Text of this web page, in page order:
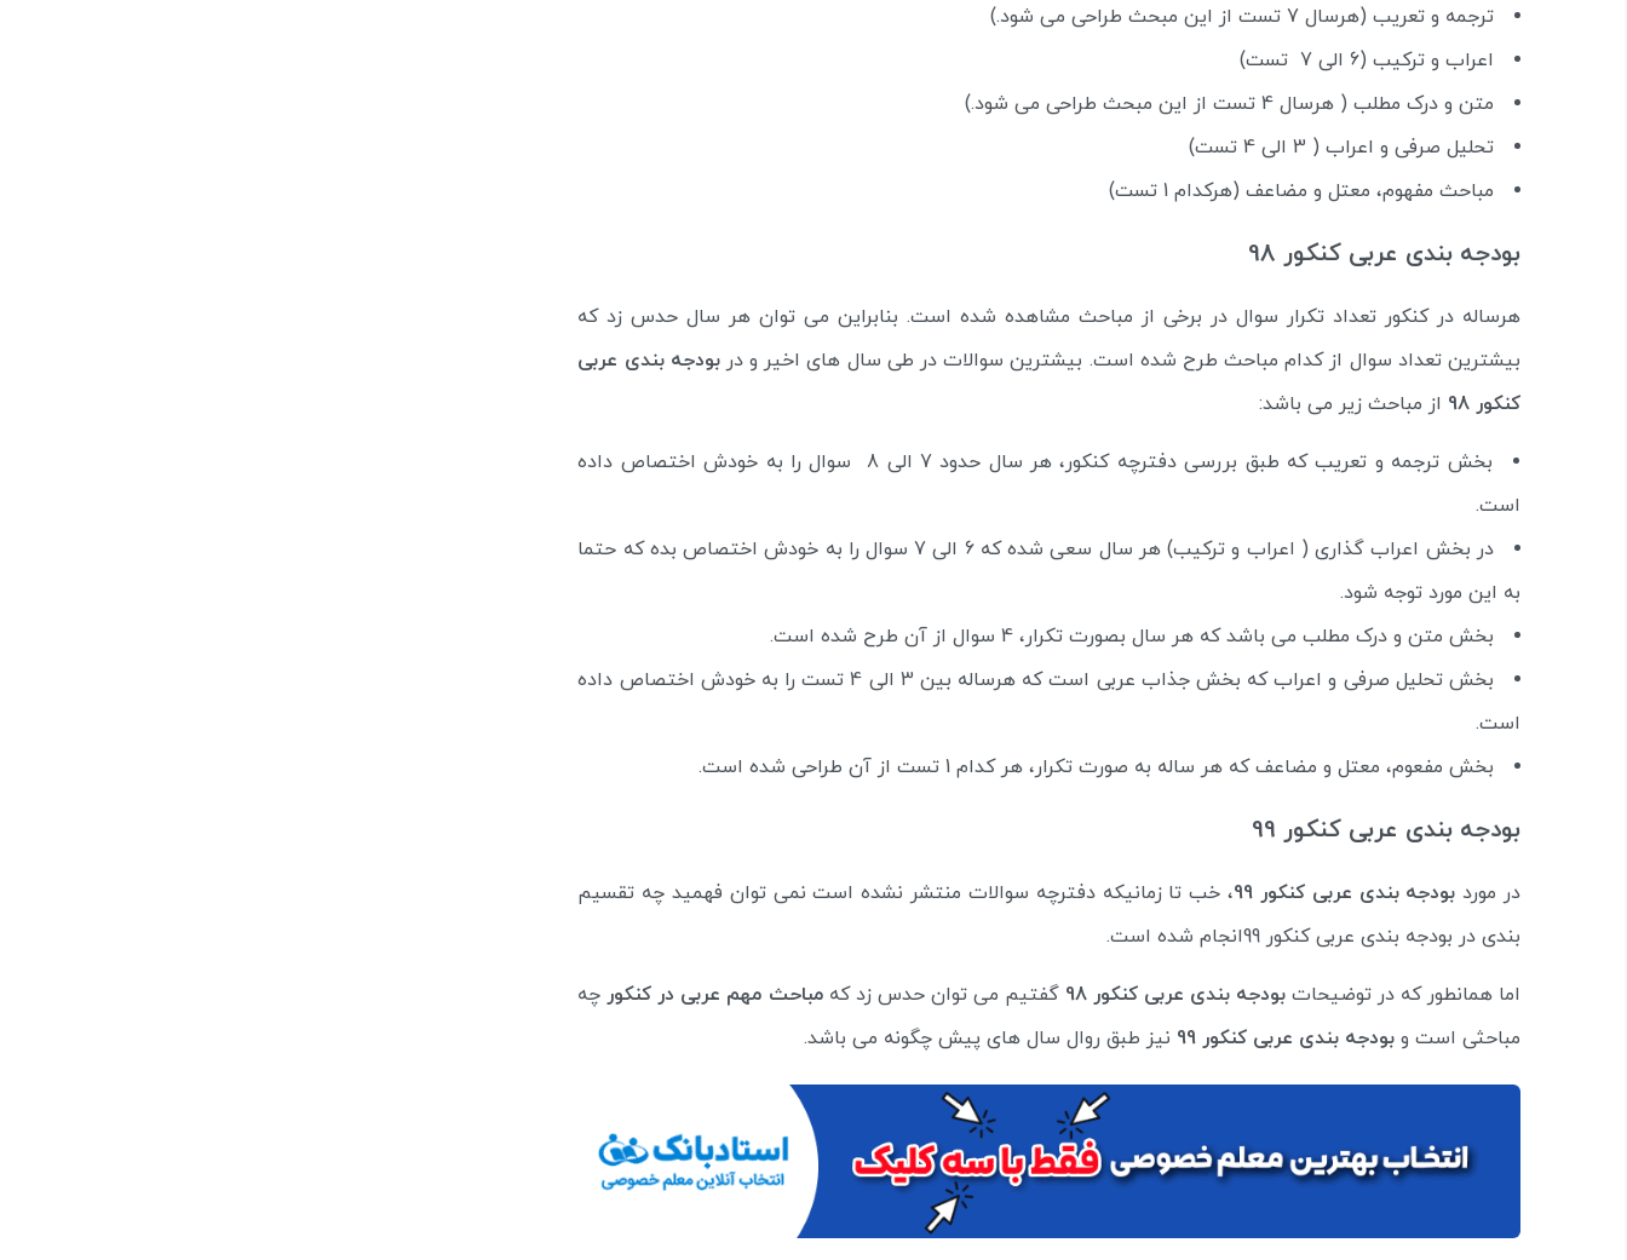
ترجمه و تعریب (هرسال 7 تست از این مبحث طراحی می شود.)
اعراب و ترکیب (6 الی 7 تست)
متن و درک مطلب ( هرسال 4 تست از این مبحث طراحی می شود.)
تحلیل صرفی و اعراب ( 3 الی 4 تست)
مباحث مفهوم، معتل و مضاعف (هرکدام 1 تست)
بودجه بندی عربی کنکور 98
هرساله در کنکور تعداد تکرار سوال در برخی از مباحث مشاهده شده است. بنابراین می توان هر سال حدس زد که
بیشترین تعداد سوال از کدام مباحث طرح شده است. بیشترین سوالات در طی سال های اخیر و دربودجه بندی عربی
کنکور 98
از مباحث زیر می باشد:
بخش ترجمه و تعریب که طبق بررسی دفترچه کنکور، هر سال حدود 7 الی 8 سوال را به خودش اختصاص داده
است.
در بخش اعراب گذاری ( اعراب و ترکیب) هر سال سعی شده که 6 الی 7 سوال را به خودش اختصاص بده که حتما
به این مورد توجه شود.
بخش متن و درک مطلب می باشد که هر سال بصورت تکرار، 4 سوال از آن طرح شده است.
بخش تحلیل صرفی و اعراب که بخش جذاب عربی است که هرساله بین 3 الی 4 تست را به خودش اختصاص داده
است.
بخش مفعوم، معتل و مضاعف که هر ساله به صورت تکرار، هر کدام 1 تست از آن طراحی شده است.
بودجه بندی عربی کنکور 99
در مورد بودجه بندی عربی کنکور 99
، خب تا زمانیکه دفترچه سوالات منتشر نشده است نمی توان فهمید چه تقسیم
بندی در بودجه بندی عربی کنکور 99انجام شده است.
اما همانطور که در توضیحاتبودجه بندی عربی کنکور 98 گفتیم می توان حدس زد کهمباحث مهم عربی در کنکور چه
مباحثی است و بودجه بندی عربی کنکور 99 نیز طبق روال سال های پیش چگونه می باشد.